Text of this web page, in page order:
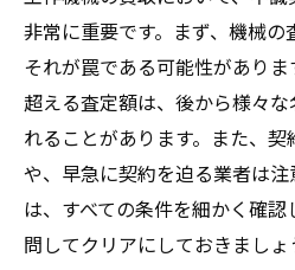
非常に重要です。まず、機械の
それが罠である可能性があり
超える査定額は、後から様々
れることがあります。また、
や、早急に契約を迫る業者は
は、すべての条件を細かく確
問してクリアにしておきまし